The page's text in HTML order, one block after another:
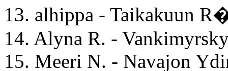
13. alhippa - Taikakuun
14. Alyna R. -
15. Meeri N. - Navajon